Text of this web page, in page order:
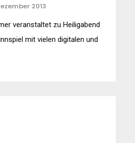
2013
veranstaltet zu Heiligabend
mit vielen digitalen und